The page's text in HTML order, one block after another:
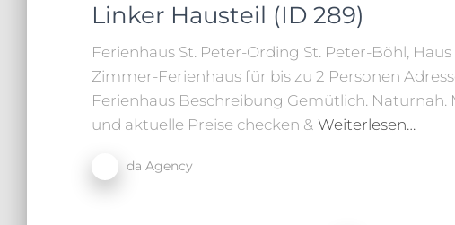
Linker Hausteil (ID 289)
Ferienhaus St. Peter-Ording St. Peter-Böhl,
Zimmer-Ferienhaus für bis zu 2 Personen
Ferienhaus Beschreibung Gemütlich.
und aktuelle Preise checken & Weiterlesen…
da Agency